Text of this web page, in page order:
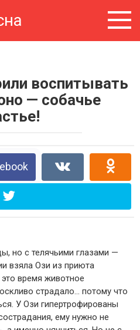
воспитывать
— собачье
но с телячьими глазами —
взяла Ози из приюта
время животное
страдало… потому что
У Ози гипертрофированы
ему нужно не